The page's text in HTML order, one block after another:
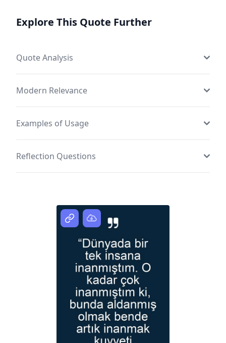
Explore This Quote Further
Quote Analysis
Modern Relevance
Examples of Usage
Reflection Questions